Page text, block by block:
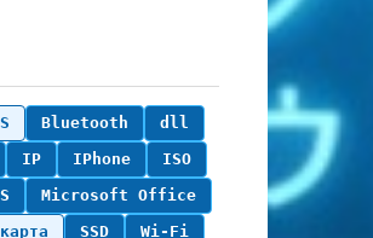
Bluetooth
dll
IP IPhone
ISO
Microsoft Office
SSD
Wi-Fi